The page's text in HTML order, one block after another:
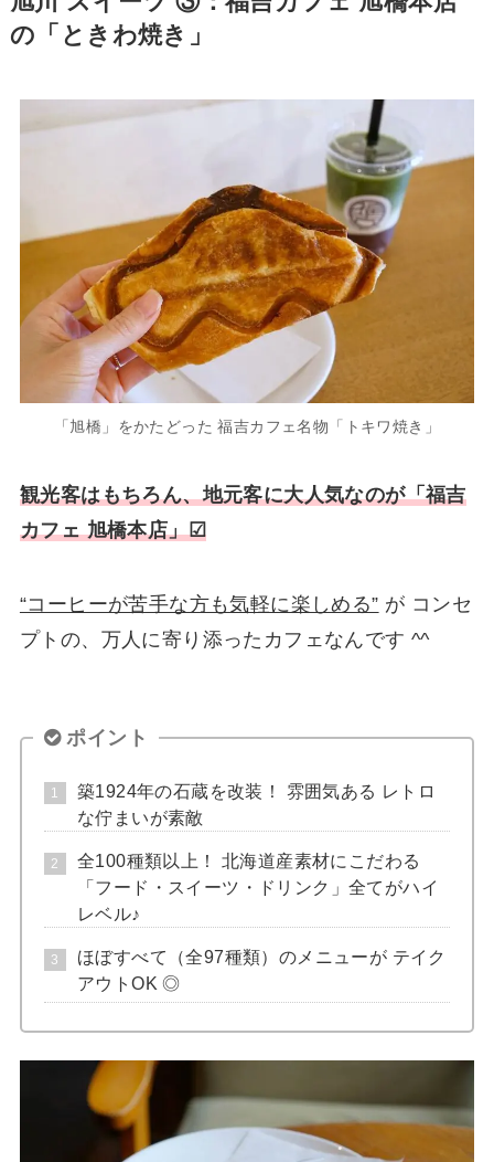
の「ときわ焼き」
「旭橋」をかたどった 福吉カフェ名物「トキワ焼き」
観光客はもちろん、地元客に大人気なのが「福吉
カフェ 旭橋本店」☑
“コーヒーが苦手な方も気軽に楽しめる” が コンセ
プトの、万人に寄り添ったカフェなんです ^^
ポイント
築1924年の石蔵を改装！ 雰囲気ある レトロ
な佇まいが素敵
全100種類以上！ 北海道産素材にこだわる
「フード・スイーツ・ドリンク」全てがハイ
レベル♪
ほぼすべて（全97種類）のメニューが テイク
アウトOK ◎